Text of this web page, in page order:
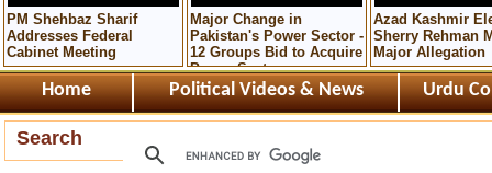
PM Shehbaz Sharif
Addresses Federal
Cabinet Meeting
Major Change in
Pakistan's Power Sector -
12 Groups Bid to Acquire
Power System
Azad Kashmir
Sherry Rehman
Major Allegation
Home Political Videos & News Urdu
Search